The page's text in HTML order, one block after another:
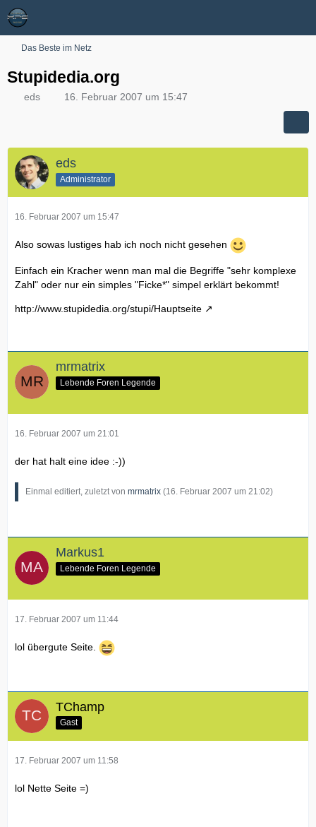
Das Beste im Netz
Stupidedia.org
eds 16. Februar 2007 um 15:47
eds
Administrator
16. Februar 2007 um 15:47
Also sowas lustiges hab ich noch nicht gesehen
Einfach ein Kracher wenn man mal die Begriffe "sehr komplexe
Zahl" oder nur ein simples "Ficke*" simpel erklärt bekommt!
http://www.stupidedia.org/stupi/Hauptseite
mrmatrix
Lebende Foren Legende
16. Februar 2007 um 21:01
der hat halt eine idee :-))
Einmal editiert, zuletzt von mrmatrix (16. Februar 2007 um 21:02)
Markus1
Lebende Foren Legende
17. Februar 2007 um 11:44
lol übergute Seite.
TChamp
Gast
17. Februar 2007 um 11:58
lol Nette Seite =)